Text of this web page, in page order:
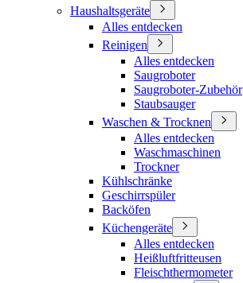
Haushaltsgeräte
Alles entdecken
Reinigen
Alles entdecken
Saugroboter
Saugroboter-Zubehör
Staubsauger
Waschen & Trocknen
Alles entdecken
Waschmaschinen
Trockner
Kühlschränke
Geschirrspüler
Backöfen
Küchengeräte
Alles entdecken
Heißluftfritteusen
Fleischthermometer